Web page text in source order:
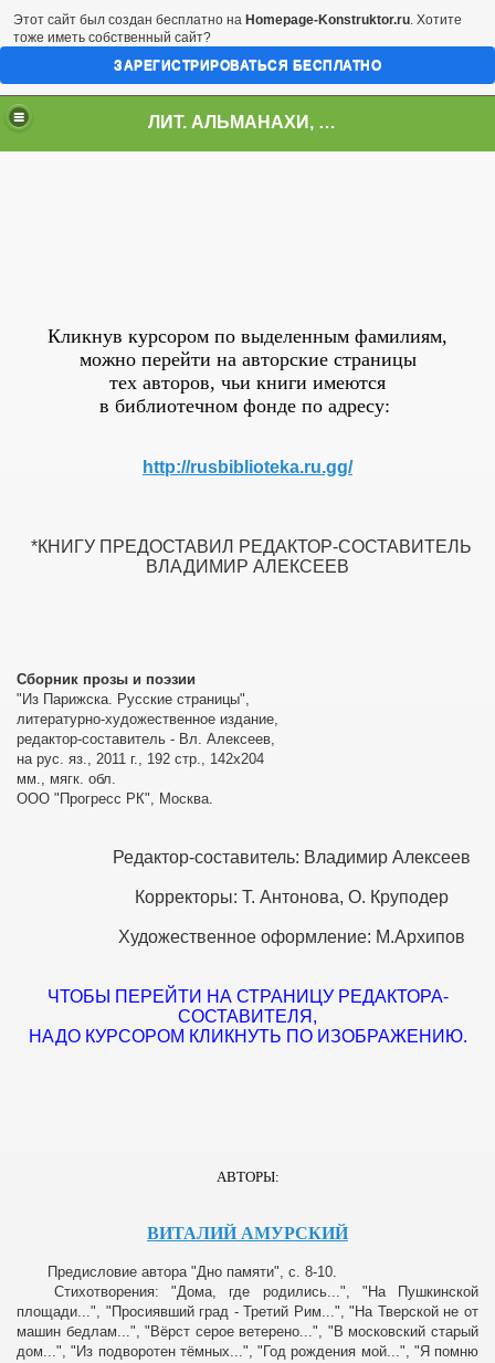
ЛИТ. АЛЬМАНАХИ, ЖУРНАЛЫ, СБОРНИКИ
Кликнув курсором по выделенным фамилиям,
можно перейти на авторские страницы
тех авторов, чьи книги имеются
в библиотечном фонде по адресу:
http://rusbiblioteka.ru.gg/
*КНИГУ ПРЕДОСТАВИЛ РЕДАКТОР-СОСТАВИТЕЛЬ
ВЛАДИМИР АЛЕКСЕЕВ
Сборник прозы и поэзии
"Из Парижска. Русские страницы",
литературно-художественное издание,
редактор-составитель - Вл. Алексеев,
на рус. яз., 2011 г., 192 стр., 142х204
мм., мягк. обл.
ООО "Прогресс РК", Москва.
Редактор-составитель: Владимир Алексеев
Корректоры: Т. Антонова, О. Круподер
Художественное оформление: М.Архипов
ЧТОБЫ ПЕРЕЙТИ НА СТРАНИЦУ РЕДАКТОРА-
СОСТАВИТЕЛЯ,
НАДО КУРСОРОМ КЛИКНУТЬ ПО ИЗОБРАЖЕНИЮ.
АВТОРЫ:
ВИТАЛИЙ АМУРСКИЙ
Предисловие автора "Дно памяти", с. 8-10.
Стихотворения: "Дома, где родились...", "На Пушкинской
площади...", "Просиявший град - Третий Рим...", "На Тверской не от
машин бедлам...", "Вёрст серое ветерено...", "В московский старый
дом...", "Из подворотен тёмных...", "Год рождения мой...", "Я помню
Этот сайт был создан бесплатно на Homepage-Konstruktor.ru. Хотите
тоже иметь собственный сайт?
ЗАРЕГИСТРИРОВАТЬСЯ БЕСПЛАТНО